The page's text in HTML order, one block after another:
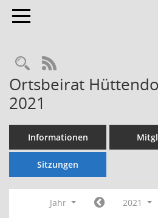
Toggle navigation
Rechercheauswahl
RSS-Feed
Ortsbeirat
2021
Informationen
Sitzungen
Jahr
2021